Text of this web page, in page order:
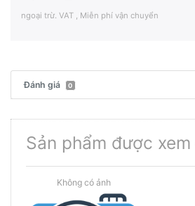
ngoại trừ. VAT , Miễn phí vận chuyển
Đánh giá 0
Sản phẩm được